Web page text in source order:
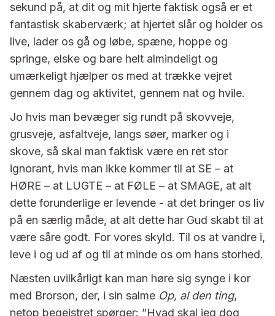
sekund på, at dit og mit hjerte faktisk også er et
fantastisk skaberværk; at hjertet slår og holder os
live, lader os gå og løbe, spæne, hoppe og
springe, elske og bare helt almindeligt og
umærkeligt hjælper os med at trække vejret
gennem dag og aktivitet, gennem nat og hvile.
Jo hvis man bevæger sig rundt på skovveje,
grusveje, asfaltveje, langs søer, marker og i
skove, så skal man faktisk være en ret stor
ignorant, hvis man ikke kommer til at SE – at
HØRE – at LUGTE – at FØLE – at SMAGE, at alt
dette forunderlige er levende - at det bringer os liv
på en særlig måde, at alt dette har Gud skabt til at
være såre godt. For vores skyld. Til os at vandre i,
leve i og ud af og til at minde os om hans storhed.
Næsten uvilkårligt kan man høre sig synge i kor
med Brorson, der, i sin salme Op, al den ting,
netop begejstret spørger: ”Hvad skal jeg dog